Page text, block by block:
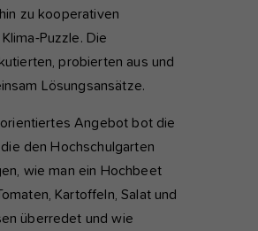
zu kooperativen
Puzzle. Die
probierten aus und
Lösungsansätze.
Angebot bot die
den Hochschulgarten
wie man ein Hochbeet
Kartoffeln, Salat und
überredet und wie